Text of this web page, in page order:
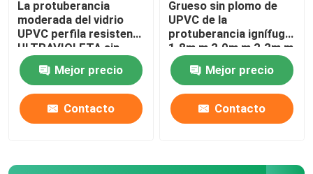
Control de calidad
Éntrenos en contacto con
Pida una cita
La protuberancia
moderada del vidrio
UPVC perfila resistente
ULTRAVIOLETA sin
plomo modificado para
requisitos particulares
Mejor precio
Contacto
Grueso sin plomo de
UPVC de la
protuberancia ignífuga
1.8m m 2.0m m 2.2m m
del perfil
Mejor precio
Contacto